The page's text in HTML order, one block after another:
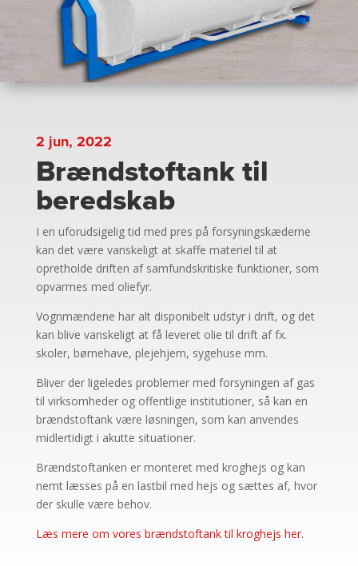
2 jun, 2022
Brændstoftank til
beredskab
I en uforudsigelig tid med pres på forsyningskæderne
kan det være vanskeligt at skaffe materiel til at
opretholde driften af samfundskritiske funktioner, som
opvarmes med oliefyr.
Vognmændene har alt disponibelt udstyr i drift, og det
kan blive vanskeligt at få leveret olie til drift af fx.
skoler, børnehave, plejehjem, sygehuse mm.
Bliver der ligeledes problemer med forsyningen af gas
til virksomheder og offentlige institutioner, så kan en
brændstoftank være løsningen, som kan anvendes
midlertidigt i akutte situationer.
Brændstoftanken er monteret med kroghejs og kan
nemt læsses på en lastbil med hejs og sættes af, hvor
der skulle være behov.
Læs mere om vores brændstoftank til kroghejs her.